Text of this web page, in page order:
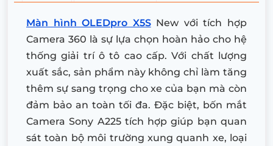
Màn hình OLEDpro X5SNew với tích hợp
Camera 360 là sự lựa chọn hoàn hảo cho hệ
thống giải trí ô tô cao cấp. Với chất lượng
xuất sắc, sản phẩm này không chỉ làm tăng
thêm sự sang trọng cho xe của bạn mà còn
đảm bảo an toàn tối đa. Đặc biệt, bốn mắt
Camera Sony A225 tích hợp giúp bạn quan
sát toàn bộ môi trường xung quanh xe, loại